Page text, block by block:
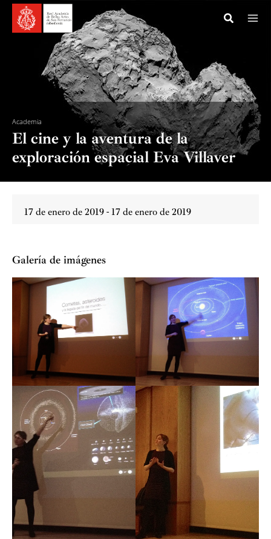
Academia
El cine y la aventura de la
exploración espacial Eva Villaver
17 de enero de 2019 - 17 de enero de 2019
Galería de imágenes